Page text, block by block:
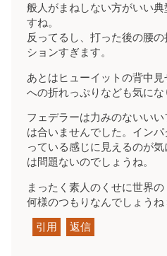
般人がまねしない方がいい
すね。
反ってるし、打った後の腰
ションすぎます。
あとはヒューイットの背中
への折れっぷりなども気にな
フェデラーは力みのないい
は合いませんでした。イン
っている感じに見えるのが
は問題ないのでしょうね。
まったく素人のくせに世界
何様のつもりなんでしょうね
引用 返信